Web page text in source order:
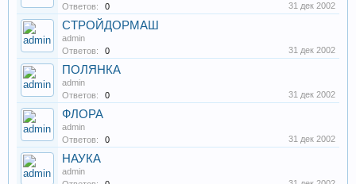
Ответов:
0 31 дек 2002
СТРОЙДОРМАШ
admin
Ответов:
0 31 дек 2002
ПОЛЯНКА
admin
Ответов:
0 31 дек 2002
ФЛОРА
admin
Ответов:
0 31 дек 2002
НАУКА
admin